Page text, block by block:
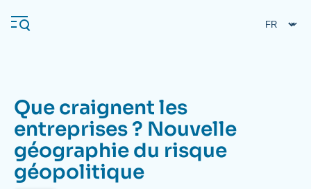
au
contenu
Navigation
principale
L'Ifri
Que craignent les
entreprises ? Nouvelle
géographie du risque
géopolitique